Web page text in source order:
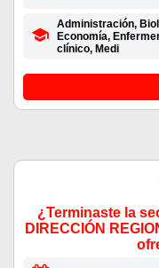
Administración,
Economía,
clínico, Medi
¿Terminaste la
DIRECCIÓN